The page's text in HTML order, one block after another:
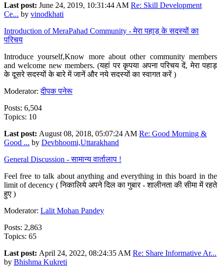
Last post: June 24, 2019, 10:31:44 AM Re: Skill Development
Ce... by vinodkhati
Introduction of MeraPahad Community - मेरा पहाड़ के सदस्यों का
परिचय
Introduce yourself,Know more about other community members
and welcome new members. (यहां पर कृपया अपना परिचय दें, मेरा पहाड़
के दूसरे सदस्यों के बारे में जानें और नये सदस्यों का स्वागत करें )
Moderator:दीपक पनेरू
Posts: 6,504
Topics: 10
Last post: August 08, 2018, 05:07:24 AM Re: Good Morning &
Good ... by Devbhoomi,Uttarakhand
General Discussion - सामान्य वार्तालाप !
Feel free to talk about anything and everything in this board in the
limit of decency ( निकालिये अपने दिल का गुबार - शालीनता की सीमा में रहते
हुए )
Moderator: Lalit Mohan Pandey
Posts: 2,863
Topics: 65
Last post: April 24, 2022, 08:24:35 AM Re: Share Informative Ar...
by Bhishma Kukreti